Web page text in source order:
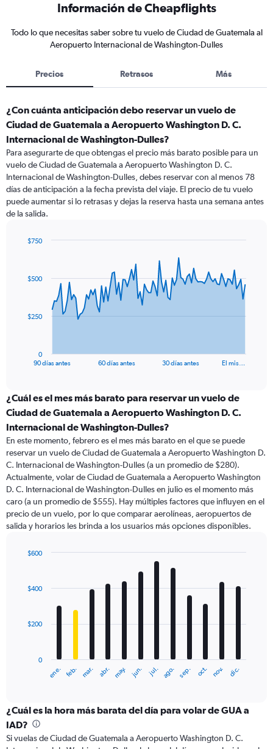
Información de Cheapflights
Todo lo que necesitas saber sobre tu vuelo de Ciudad de Guatemala al
Aeropuerto Internacional de Washington-Dulles
Precios Retrasos Más
¿Con cuánta anticipación debo reservar un vuelo de
Ciudad de Guatemala a Aeropuerto Washington D. C.
Internacional de Washington-Dulles?
Para asegurarte de que obtengas el precio más barato posible para un
vuelo de Ciudad de Guatemala a Aeropuerto Washington D. C.
Internacional de Washington-Dulles, debes reservar con al menos 78
días de anticipación a la fecha prevista del viaje. El precio de tu vuelo
puede aumentar si lo retrasas y dejas la reserva hasta una semana antes
de la salida.
data
The
categories.
Range:
categories.
The
chart
has
1
Y
axis
displaying
values.
to
90 días antes 60 días antes 30 días antes El mis…
0
$250
$500
$750
¿Cuál es el mes más barato para reservar un vuelo de
Ciudad de Guatemala a Aeropuerto Washington D. C.
Internacional de Washington-Dulles?
En este momento, febrero es el mes más barato en el que se puede
reservar un vuelo de Ciudad de Guatemala a Aeropuerto Washington D.
C. Internacional de Washington-Dulles (a un promedio de $280).
Actualmente, volar de Ciudad de Guatemala a Aeropuerto Washington
D. C. Internacional de Washington-Dulles en julio es el momento más
caro (a un promedio de $555). Hay múltiples factores que influyen en el
precio de un vuelo, por lo que comparar aerolíneas, aeropuertos de
salida y horarios les brinda a los usuarios más opciones disponibles.
with
12
The
categories.
Range:
12
categories.
ene. feb. mar. abr. may. jun. jul. ago. sep. oct. nov. dic.
0
$200
$400
$600
¿Cuál es la hora más barata del día para volar de GUA a
IAD?
Si vuelas de Ciudad de Guatemala a Aeropuerto Washington D. C.